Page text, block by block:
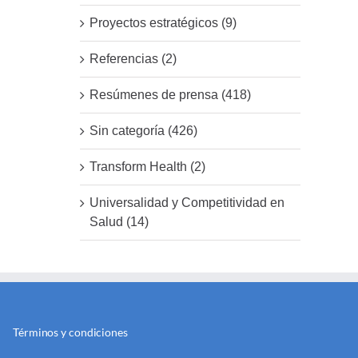
Proyectos estratégicos (9)
Referencias (2)
Resúmenes de prensa (418)
Sin categoría (426)
Transform Health (2)
Universalidad y Competitividad en
Salud (14)
Términos y condiciones